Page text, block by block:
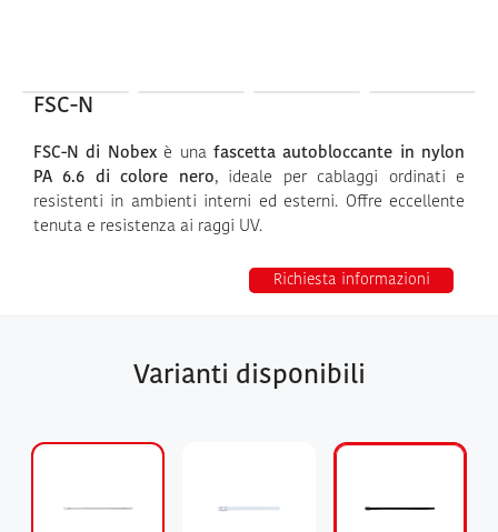
FSC-N
FSC-N di Nobexè una fascetta autobloccante in nylon
PA 6.6 di colore nero, ideale per cablaggi ordinati e
resistenti in ambienti interni ed esterni. Offre eccellente
tenuta e resistenza ai raggi UV.
Richiesta informazioni
Varianti disponibili